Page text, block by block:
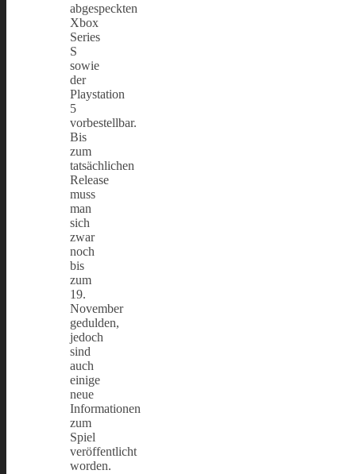
abgespeckten
Xbox
Series
S
sowie
der
Playstation
5
vorbestellbar.
Bis
zum
tatsächlichen
Release
muss
man
sich
zwar
noch
bis
zum
19.
November
gedulden,
jedoch
sind
auch
einige
neue
Informationen
zum
Spiel
veröffentlicht
worden.